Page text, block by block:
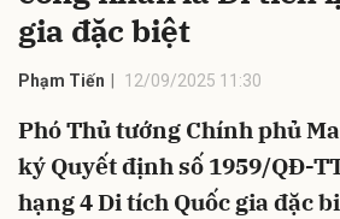
gia đặc biệt
Phạm Tiến 12/09/2025 11:30
Phó Thủ tướng Chính phủ
ký Quyết định số 1959/QĐ-
hạng 4 Di tích Quốc gia đặc